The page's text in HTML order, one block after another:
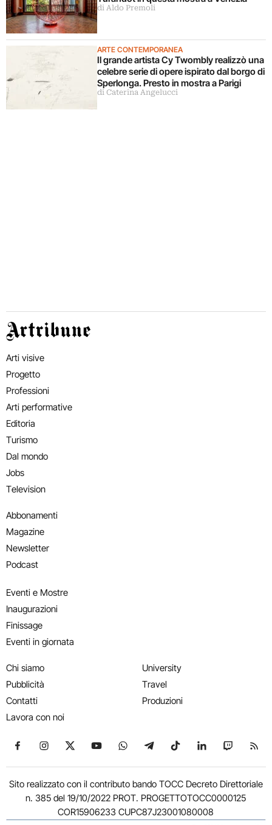
di Aldo Premoli
ARTE CONTEMPORANEA
Il grande artista Cy Twombly realizzò una
celebre serie di opere ispirato dal borgo di
Sperlonga. Presto in mostra a Parigi
di Caterina Angelucci
Artribune
Arti visive
Progetto
Professioni
Arti performative
Editoria
Turismo
Dal mondo
Jobs
Television
Abbonamenti
Magazine
Newsletter
Podcast
Eventi e Mostre
Inaugurazioni
Finissage
Eventi in giornata
Chi siamo
Pubblicità
Contatti
Lavora con noi
University
Travel
Produzioni
Seguici su Facebook
Seguici su Instagram
Seguici su X
Seguici su YouTube
Seguici su WhatsApp
Seguici su Telegram
Seguici su TikTok
Seguici su
Seguici
Sito realizzato con il contributo bando TOCC Decreto Direttoriale
n. 385 del 19/10/2022 PROT. PROGETTOTOCC0000125
COR15906233 CUPC87J23001080008